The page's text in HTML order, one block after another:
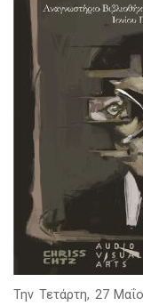
Την Τετάρτη, 27